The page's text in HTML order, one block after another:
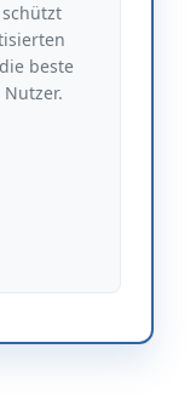
beste